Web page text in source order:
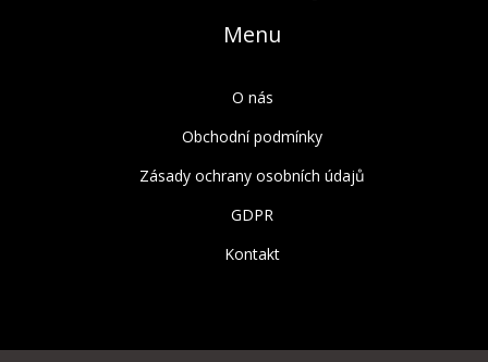
Menu
O nás
Obchodní podmínky
Zásady ochrany osobních údajů
GDPR
Kontakt